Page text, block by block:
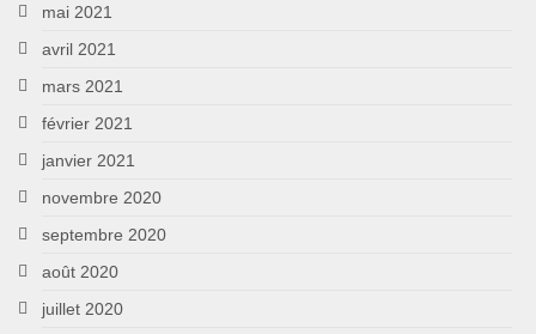
mai 2021
avril 2021
mars 2021
février 2021
janvier 2021
novembre 2020
septembre 2020
août 2020
juillet 2020